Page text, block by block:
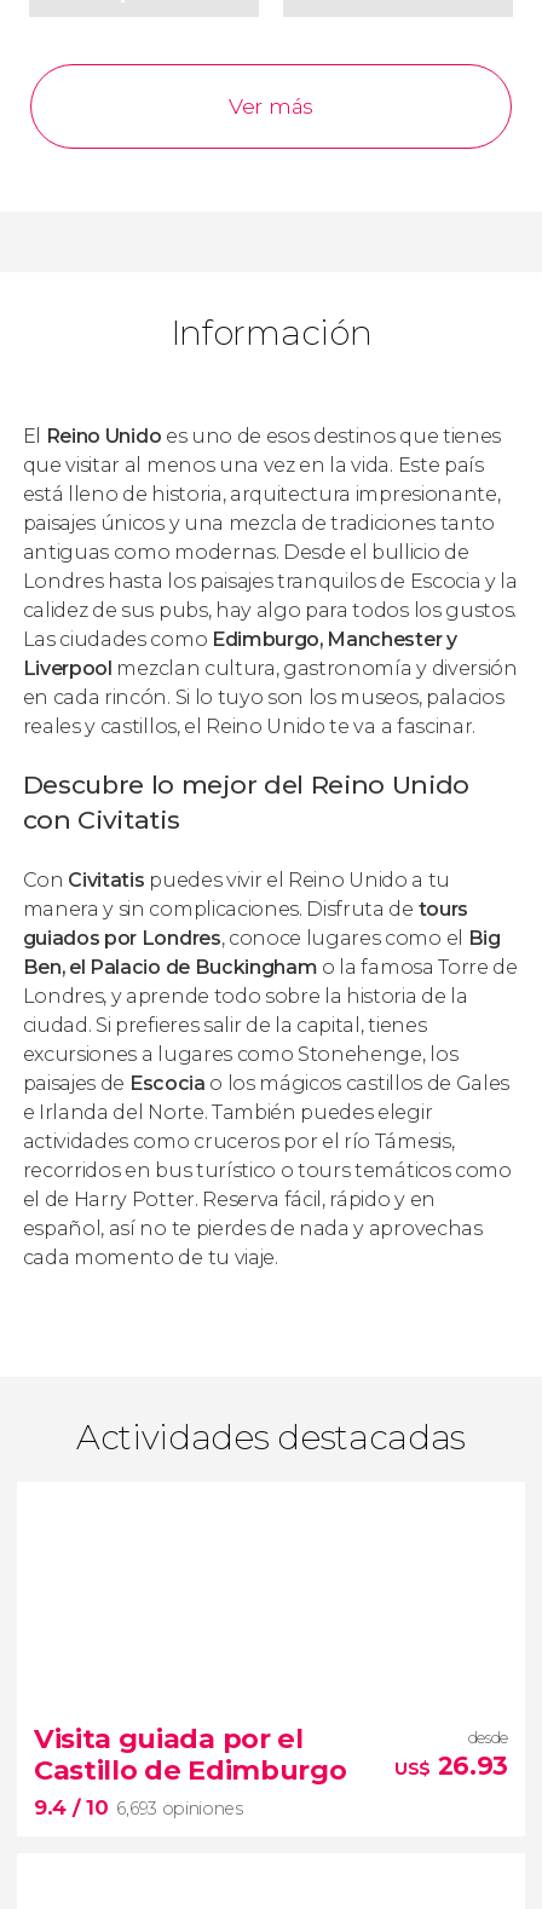
Ver más
Información
El Reino Unido es uno de esos destinos que tienes
que visitar al menos una vez en la vida. Este país
está lleno de historia, arquitectura impresionante,
paisajes únicos y una mezcla de tradiciones tanto
antiguas como modernas. Desde el bullicio de
Londres hasta los paisajes tranquilos de Escocia y la
calidez de sus pubs, hay algo para todos los gustos.
Las ciudades como Edimburgo, Manchester y
Liverpool mezclan cultura, gastronomía y diversión
en cada rincón. Si lo tuyo son los museos, palacios
reales y castillos, el Reino Unido te va a fascinar.
Descubre lo mejor del Reino Unido
con Civitatis
Con Civitatis puedes vivir el Reino Unido a tu
manera y sin complicaciones. Disfruta de tours
guiados por Londres, conoce lugares como el
Big
Ben, el Palacio de Buckingham o la famosa Torre de
Londres, y aprende todo sobre la historia de la
ciudad. Si prefieres salir de la capital, tienes
excursiones a lugares como Stonehenge, los
paisajes de Escocia o los mágicos castillos de Gales
e Irlanda del Norte. También puedes elegir
actividades como cruceros por el río Támesis,
recorridos en bus turístico o tours temáticos como
el de Harry Potter. Reserva fácil, rápido y en
español, así no te pierdes de nada y aprovechas
cada momento de tu viaje.
Actividades destacadas
Visita guiada por el
Castillo de Edimburgo
9.4 / 10 6,693 opiniones
desde
US$ 26.93